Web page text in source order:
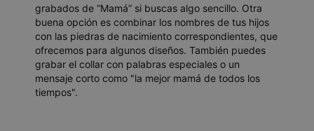
grabados de “Mamá” si buscas algo sencillo. Otra
buena opción es combinar los nombres de tus hijos
con las piedras de nacimiento correspondientes, que
ofrecemos para algunos diseños. También puedes
grabar el collar con palabras especiales o un
mensaje corto como "la mejor mamá de todos los
tiempos".